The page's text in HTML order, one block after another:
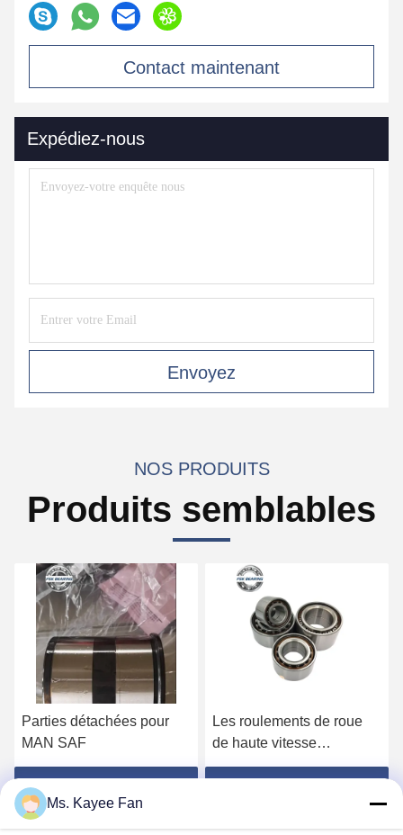
Contact maintenant
Expédiez-nous
Envoyez
NOS PRODUITS
Produits semblables
Parties détachées pour
MAN SAF
Obtenez le meilleur prix
Les roulements de roue
de haute vitesse
DU49840048 11062176
49X84X48mm acier de
Ms. Kayee Fan